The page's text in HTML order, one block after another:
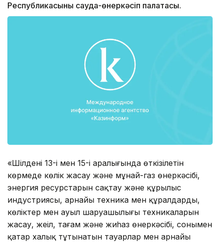
Республикасының сауда-өнеркәсіп палатасы.
«Шілденің 13-і мен 15-і аралығында өткізілетін
көрмеде көлік жасау және мұнай-газ өнеркәсібі,
энергия ресурстарын сақтау және құрылыс
индустриясы, арнайы техника мен құралдарды,
көліктер мен ауыл шаруашылығы техникаларын
жасау, жеңіл, тағам және жиһаз өнеркәсібі, сонымен
қатар халық тұтынатын тауарлар мен арнайы